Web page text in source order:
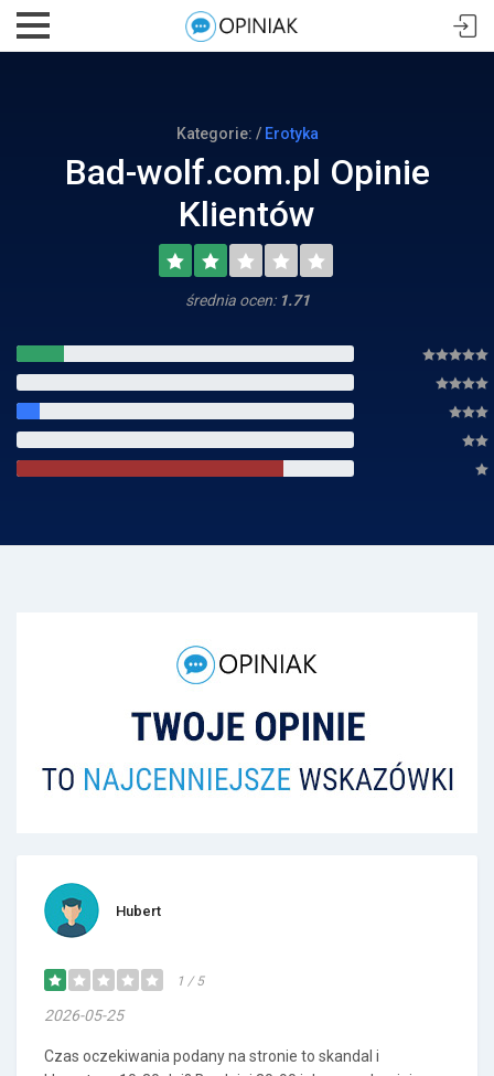
Kategorie: / Erotyka
Bad-wolf.com.pl Opinie
Klientów
średnia ocen: 1.71
Hubert
1 / 5
2026-05-25
Czas oczekiwania podany na stronie to skandal i